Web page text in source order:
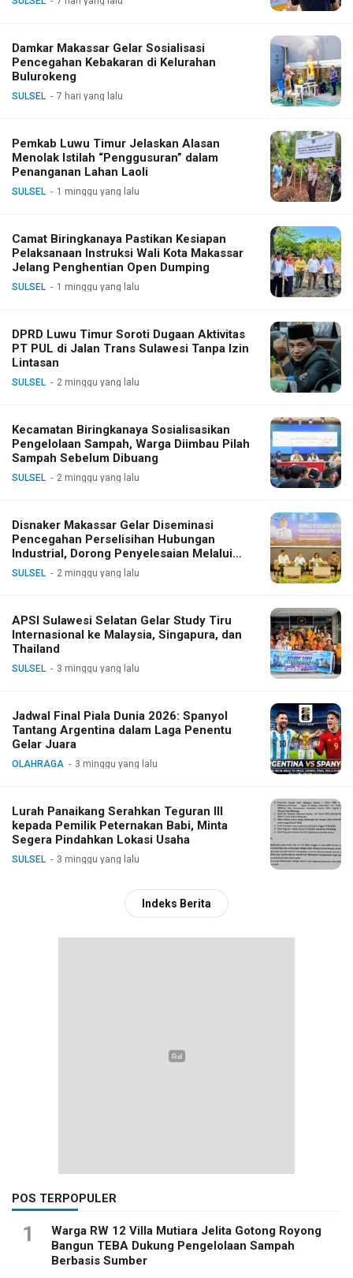
Damkar Makassar Gelar Sosialisasi
Pencegahan Kebakaran di Kelurahan
Bulurokeng
SULSEL 7 hari yang lalu
Pemkab Luwu Timur Jelaskan Alasan
Menolak Istilah “Penggusuran” dalam
Penanganan Lahan Laoli
SULSEL 1 minggu yang lalu
Camat Biringkanaya Pastikan Kesiapan
Pelaksanaan Instruksi Wali Kota Makassar
Jelang Penghentian Open Dumping
SULSEL 1 minggu yang lalu
DPRD Luwu Timur Soroti Dugaan Aktivitas
PT PUL di Jalan Trans Sulawesi Tanpa Izin
Lintasan
SULSEL 2 minggu yang lalu
Kecamatan Biringkanaya Sosialisasikan
Pengelolaan Sampah, Warga Diimbau Pilah
Sampah Sebelum Dibuang
SULSEL 2 minggu yang lalu
Disnaker Makassar Gelar Diseminasi
Pencegahan Perselisihan Hubungan
Industrial, Dorong Penyelesaian Melalui
Dialog
SULSEL 2 minggu yang lalu
APSI Sulawesi Selatan Gelar Study Tiru
Internasional ke Malaysia, Singapura, dan
Thailand
SULSEL 3 minggu yang lalu
Jadwal Final Piala Dunia 2026: Spanyol
Tantang Argentina dalam Laga Penentu
Gelar Juara
OLAHRAGA 3 minggu yang lalu
Lurah Panaikang Serahkan Teguran III
kepada Pemilik Peternakan Babi, Minta
Segera Pindahkan Lokasi Usaha
SULSEL 3 minggu yang lalu
Indeks Berita
POS TERPOPULER
1
Warga RW 12 Villa Mutiara Jelita Gotong Royong
Bangun TEBA Dukung Pengelolaan Sampah
Berbasis Sumber